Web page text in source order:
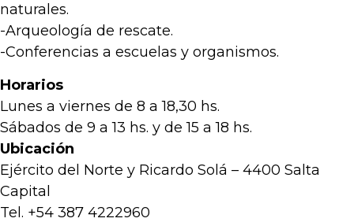
naturales.
-Arqueología de rescate.
-Conferencias a escuelas y organismos.
Horarios
Lunes a viernes de 8 a 18,30 hs.
Sábados de 9 a 13 hs. y de 15 a 18 hs.
Ubicación
Ejército del Norte y Ricardo Solá – 4400 Salta
Capital
Tel. +54 387 4222960